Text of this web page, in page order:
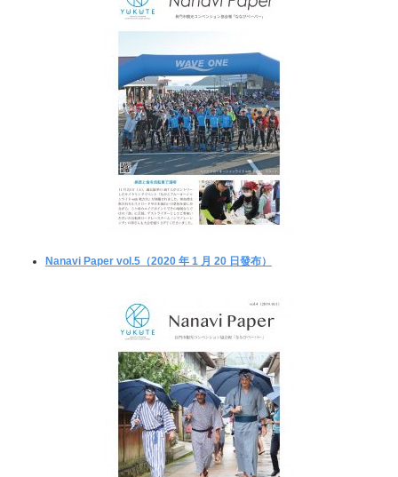
Nanavi Paper vol.5（2020 年 1 月 20 日發布）